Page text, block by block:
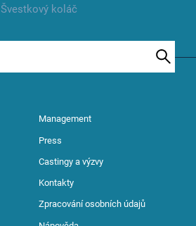
Švestkový koláč
Management
Press
Castingy a výzvy
Kontakty
Zpracování osobních údajů